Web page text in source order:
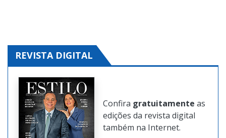
REVISTA DIGITAL
Confira gratuitamente as
edições da revista digital
também na Internet.